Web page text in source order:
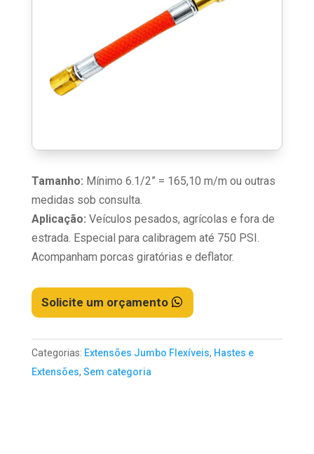
Tamanho: Mínimo 6.1/2” = 165,10 m/m ou outras
medidas sob consulta.
Aplicação: Veículos pesados, agrícolas e fora de
estrada. Especial para calibragem até 750 PSI.
Acompanham porcas giratórias e deflator.
Solicite um orçamento
Categorias: Extensões Jumbo Flexíveis, Hastes e
Extensões, Sem categoria